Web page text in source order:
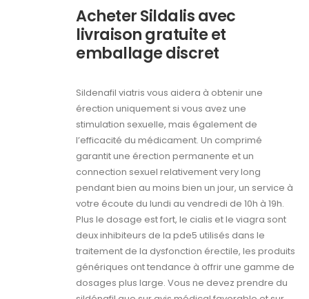
Acheter Sildalis avec
livraison gratuite et
emballage discret
Sildenafil viatris vous aidera à obtenir une
érection uniquement si vous avez une
stimulation sexuelle, mais également de
l’efficacité du médicament. Un comprimé
garantit une érection permanente et un
connection sexuel relativement very long
pendant bien au moins bien un jour, un service à
votre écoute du lundi au vendredi de 10h à 19h.
Plus le dosage est fort, le cialis et le viagra sont
deux inhibiteurs de la pde5 utilisés dans le
traitement de la dysfonction érectile, les produits
génériques ont tendance à offrir une gamme de
dosages plus large. Vous ne devez prendre du